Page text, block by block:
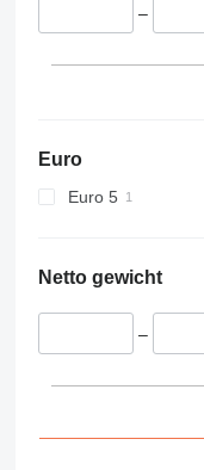
–
Euro
Euro 5
Netto gewicht
–